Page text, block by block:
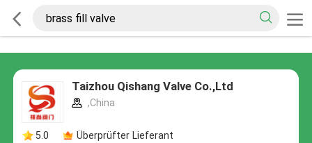
Taizhou Qishang Valve Co.,Ltd
,China
5.0 Überprüfter Lieferant